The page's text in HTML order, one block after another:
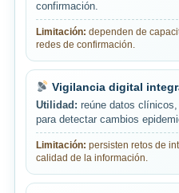
confirmación.
Limitación: dependen de
redes de confirmación.
Vigilancia digital
Utilidad: reúne datos
para detectar cambios
Limitación: persisten retos de
calidad de la información.